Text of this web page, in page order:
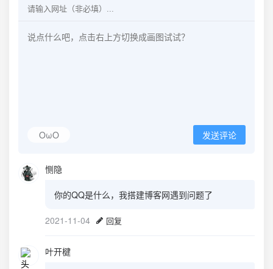
OωO 发送评论
恻隐
你的QQ是什么，我搭建博客网遇到问题了
2021-11-04 回复
叶开楗